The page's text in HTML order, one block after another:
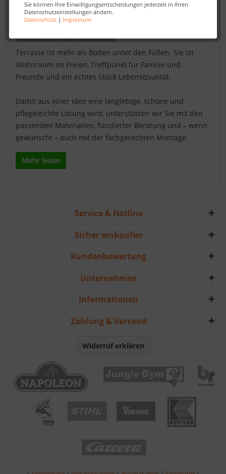
Sie können Ihre Einwilligungsentscheidungen jederzeit in Ihren
Datenschutzeinstellungen ändern.
Datenschutz| Impressum
Terrasse ist mehr als Boden unter den Füßen. Sie ist
Wohnraum im Freien, Treffpunkt für Familie und
Freunde und ein echtes Stück Lebensqualität.
Damit aus einer Idee eine langlebige, schöne und
pflegeleichte Lösung wird, unterstützen wir Sie mit den
passenden Materialien, fundierter Beratung und – wenn
gewünscht – auch mit der fachgerechten Montage.
Mehr lesen
Service & Hotline
Sicher einkaufen
Kundenbewertung
Unternehmen
Informationen
Zahlung & Versand
Widerruf erklären